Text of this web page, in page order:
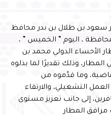
سعود بن طلال بن بدر محافظ
، اليوم ” الخميس ” ،
الأحساء الدولي محمد بن
وذلك تقديرًا لما بذلوه
وما قدّموه من
التشغيلي، والارتقاء
إلى جانب تعزيز مستوى
مرافق المطار